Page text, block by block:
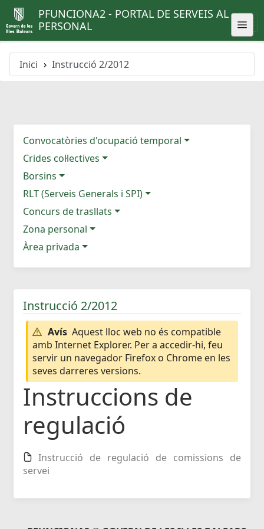
PFUNCIONA2 - PORTAL DE SERVEIS AL
PERSONAL
Inici Instrucció 2/2012
Convocatòries d'ocupació temporal
Crides col·lectives
Borsins
RLT (Serveis Generals i SPI)
Concurs de trasllats
Zona personal
Àrea privada
Instrucció 2/2012
Avís Aquest lloc web no és compatible
amb Internet Explorer. Per a accedir-hi, feu
servir un navegador Firefox o Chrome en les
seves darreres versions.
Instruccions de
regulació
Instrucció de regulació de comissions de
servei